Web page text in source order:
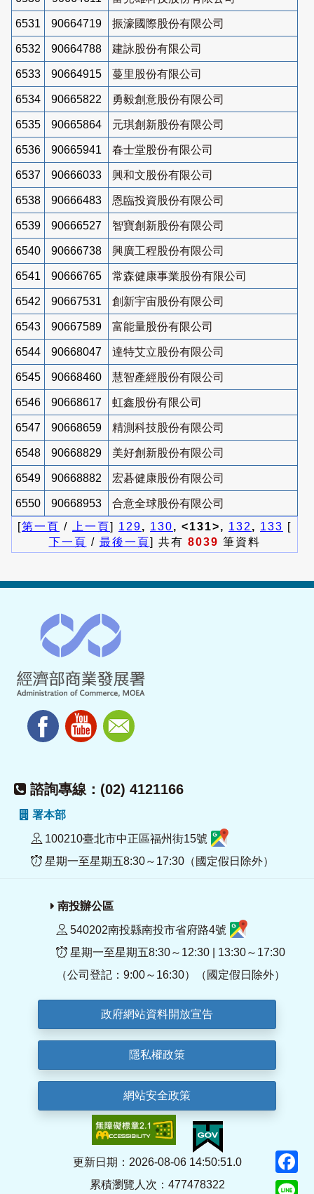
6531 90664719 振濠國際股份有限公司
6532 90664788 建詠股份有限公司
6533 90664915 蔓里股份有限公司
6534 90665822 勇毅創意股份有限公司
6535 90665864 元琪創新股份有限公司
6536 90665941 春士堂股份有限公司
6537 90666033 興和文股份有限公司
6538 90666483 恩臨投資股份有限公司
6539 90666527 智寶創新股份有限公司
6540 90666738 興廣工程股份有限公司
6541 90666765 常森健康事業股份有限公司
6542 90667531 創新宇宙股份有限公司
6543 90667589 富能量股份有限公司
6544 90668047 達特艾立股份有限公司
6545 90668460 慧智產經股份有限公司
6546 90668617 虹鑫股份有限公司
6547 90668659 精測科技股份有限公司
6548 90668829 美好創新股份有限公司
6549 90668882 宏碁健康股份有限公司
6550 90668953
合意全球股份有限公司
[第一頁 / 上一頁] 129, 130, <131>, 132 , 133 [
下一頁 / 最後一頁] 共有 8039 筆資料
諮詢專線：(02) 4121166
署本部
100210臺北市中正區福州街15號
星期一至星期五8:30～17:30（國定假日除外）
南投辦公區
540202南投縣南投市省府路4號
星期一至星期五8:30～12:30 | 13:30～17:30
（公司登記：9:00～16:30）（國定假日除外）
政府網站資料開放宣告
隱私權政策
網站安全政策
更新日期：2026-08-06 14:50:51.0
累積瀏覽人次：477478322